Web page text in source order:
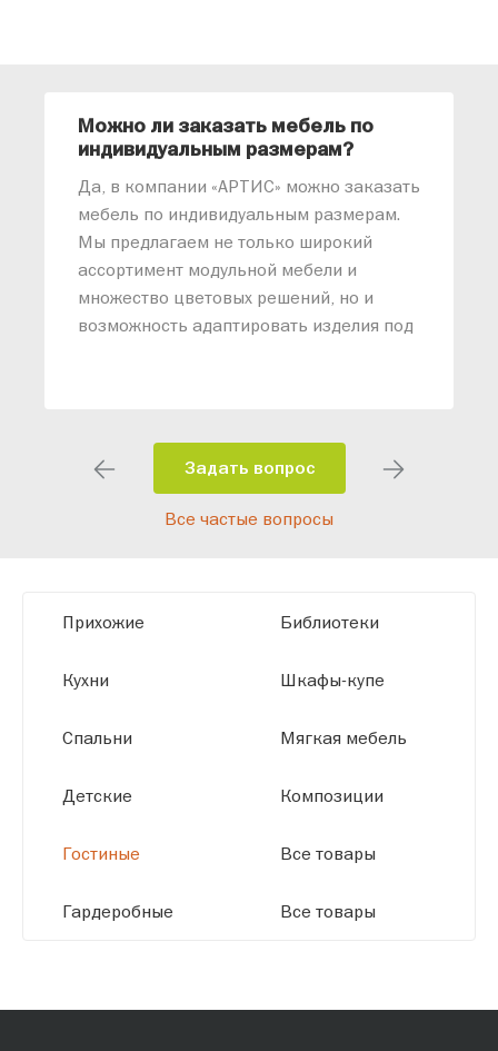
Можно ли заказать мебель по
индивидуальным размерам?
Да, в компании «АРТИС» можно заказать
мебель по индивидуальным размерам.
Мы предлагаем не только широкий
ассортимент модульной мебели и
множество цветовых решений, но и
возможность адаптировать изделия под
помещения и личные пожелания.
Благодаря современному
высокотехнологичному оборудованию
размерам.
Задать вопрос
Все частые вопросы
Прихожие
Кухни
Спальни
Детские
Гостиные
Гардеробные
Библиотеки
Шкафы-купе
Мягкая мебель
Композиции
Все товары
Все товары